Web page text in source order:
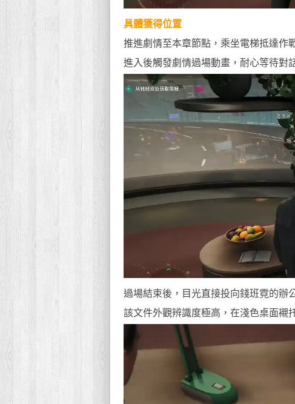
具體獲得位置
推進劇情至本章節點，乘坐電梯抵達作
進入後觸發劇情過場動畫，耐心等待對
過場結束後，目光直接投向錢班霓的辦
該文件外觀辨識度極高，在淺色桌面襯